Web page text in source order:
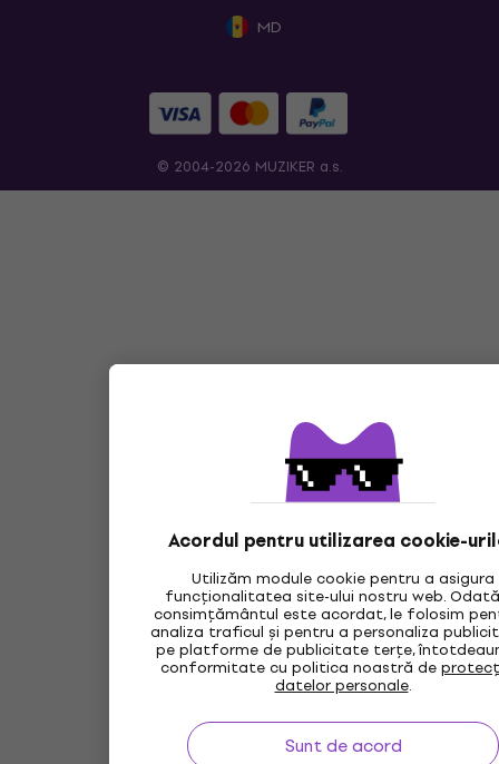
Acordul pentru utilizarea cookie-
Utilizăm module cookie pentru a asigura
funcționalitatea site-ului nostru web.
consimțământul este acordat, le folosim
analiza traficul și pentru a personaliza
pe platforme de publicitate terțe,
conformitate cu politica noastră de
datelor personale.
Sunt de acord
MD
© 2004-2026 MUZIKER a.s.